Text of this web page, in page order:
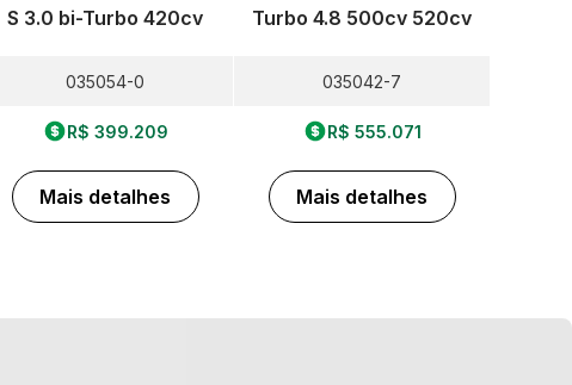
S 3.0 bi-Turbo 420cv
035054-0
R$ 399.209
Mais detalhes
Turbo 4.8 500cv 520cv
035042-7
R$ 555.071
Mais detalhes